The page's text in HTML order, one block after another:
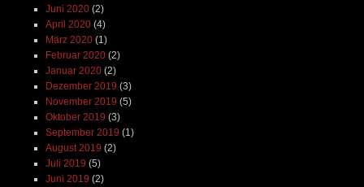
Juni 2020(2)
April 2020(4)
März 2020(1)
Februar 2020(2)
Januar 2020(2)
Dezember 2019 (3)
November 2019 (5)
Oktober 2019 (3)
September 2019 (1)
August 2019 (2)
Juli 2019 (5)
Juni 2019 (2)